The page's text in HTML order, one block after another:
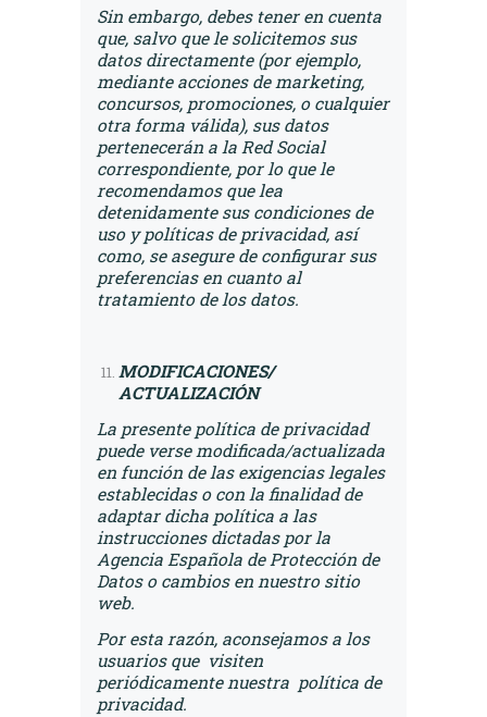
Sin embargo, debes tener en cuenta
que, salvo que le solicitemos sus
datos directamente (por ejemplo,
mediante acciones de marketing,
concursos, promociones, o cualquier
otra forma válida), sus datos
pertenecerán a la Red Social
correspondiente, por lo que le
recomendamos que lea
detenidamente sus condiciones de
uso y políticas de privacidad, así
como, se asegure de configurar sus
preferencias en cuanto al
tratamiento de los datos.
MODIFICACIONES/
ACTUALIZACIÓN
La presente política de privacidad
puede verse modificada/actualizada
en función de las exigencias legales
establecidas o con la finalidad de
adaptar dicha política a las
instrucciones dictadas por la
Agencia Española de Protección de
Datos o cambios en nuestro sitio
web.
Por esta razón, aconsejamos a los
usuarios que visiten
periódicamente nuestra política de
privacidad.